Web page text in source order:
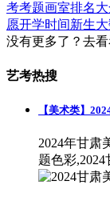
考考题画室排名大
愿开学时间新生
没有更多了？去
艺考热搜
【美术类】
2024年甘肃
题色彩,2024